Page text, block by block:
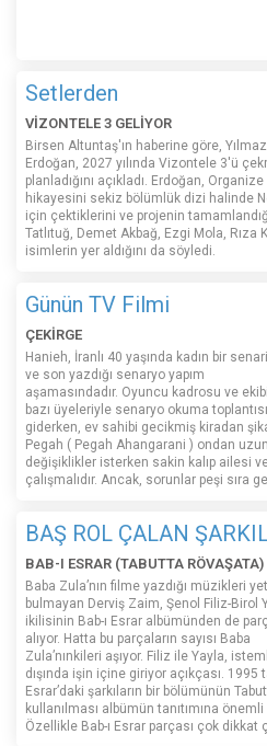
Setlerden
VİZONTELE 3 GELİYOR
Birsen Altuntaş'ın haberine göre, Yılmaz
Erdoğan, 2027 yılında Vizontele 3'ü
planladığını açıkladı. Erdoğan,
hikayesini sekiz bölümlük dizi halinde
için çektiklerini ve projenin
Tatlıtuğ, Demet Akbağ, Ezgi Mola, Rıza
isimlerin yer aldığını da söyledi.
Günün TV Filmi
ÇEKİRGE
Hanieh, İranlı 40 yaşında kadın bir
ve son yazdığı senaryo yapım
aşamasındadır. Oyuncu kadrosu ve
bazı üyeleriyle senaryo okuma
giderken, ev sahibi gecikmiş kiradan
Pegah ( Pegah Ahangarani ) ondan
değişiklikler isterken sakin kalıp ailesi
çalışmalıdır. Ancak, sorunlar peşi sıra
BAŞ ROL ÇALAN
BAB-I ESRAR (TABUTTA RÖVAŞATA)
Baba Zula’nın filme yazdığı müzikleri
bulmayan Derviş Zaim, Şenol Filiz-Birol
ikilisinin Bab-ı Esrar albümünden de
alıyor. Hatta bu parçaların sayısı Baba
Zula’nınkileri aşıyor. Filiz ile Yayla,
dışında işin içine giriyor açıkçası. 1995
Esrar’daki şarkıların bir bölümünün
kullanılması albümün tanıtımına
Özellikle Bab-ı Esrar parçası çok